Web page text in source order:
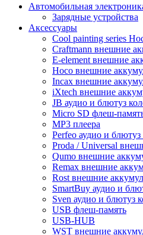
Автомобильная
Зарядные устройства
Аксессуары
Cool painting series
Craftmann внешние
E-element внешние
Hoco внешние
Incax внешние
iXtech внешние
JB аудио и блютуз
Micro SD флеш-
MP3 плеера
Perfeo аудио и
Proda / Universal
Qumo внешние
Remax внешние
Rost внешние
SmartBuy аудио и
Sven аудио и блютуз
USB флеш-память
USB-HUB
WST внешние